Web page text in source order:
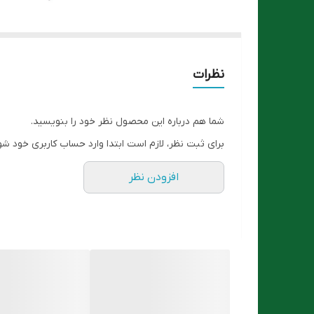
نظرات
شما هم درباره این محصول نظر خود را بنویسید.
برای ثبت نظر، لازم است ابتدا وارد حساب کاربری خود
افزودن نظر